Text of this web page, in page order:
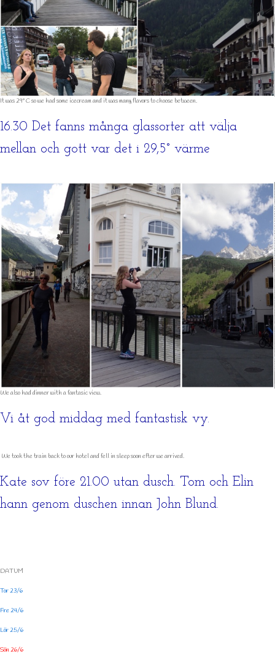
It was 29° C so we had some icecream and it was many flavors to choose between.
16.30 Det fanns många glassorter att välja
mellan och gott var det i 29,5° värme
We also had dinner with a fantasic view.
Vi åt god middag med fantastisk vy.
We took the train back to our hotel and fell in sleep soon efter we arrived.
Kate sov före 21.00 utan dusch. Tom och Elin
hann genom duschen innan John Blund.
DATUM
Tor 23/6
Fre 24/6
Lör 25/6
Sön 26/6